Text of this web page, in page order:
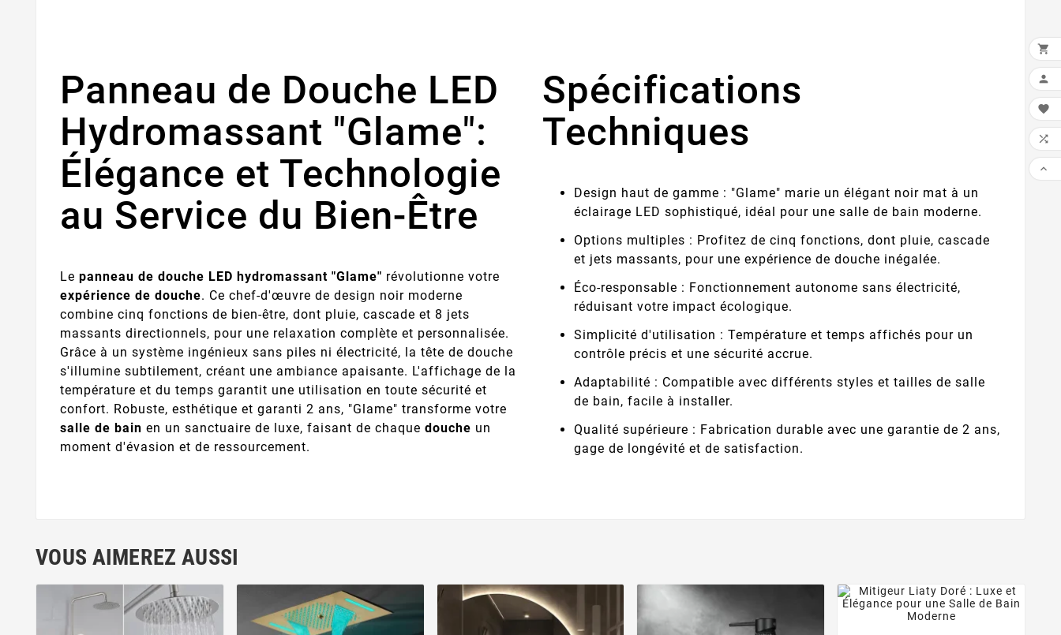
Panneau de Douche LED
Hydromassant "Glame":
Élégance et Technologie
au Service du Bien-Être
Le panneau de douche LED hydromassant "Glame" révolutionne votre
expérience de douche. Ce chef-d'œuvre de design noir moderne
combine cinq fonctions de bien-être, dont pluie, cascade et 8 jets
massants directionnels, pour une relaxation complète et personnalisée.
Grâce à un système ingénieux sans piles ni électricité, la tête de douche
s'illumine subtilement, créant une ambiance apaisante. L'affichage de la
température et du temps garantit une utilisation en toute sécurité et
confort. Robuste, esthétique et garanti 2 ans, "Glame" transforme votre
salle de bain en un sanctuaire de luxe, faisant de chaque douche un
moment d'évasion et de ressourcement.
Spécifications
Techniques
Design haut de gamme : "Glame" marie un élégant noir mat à un
éclairage LED sophistiqué, idéal pour une salle de bain moderne.
Options multiples : Profitez de cinq fonctions, dont pluie, cascade
et jets massants, pour une expérience de douche inégalée.
Éco-responsable : Fonctionnement autonome sans électricité,
réduisant votre impact écologique.
Simplicité d'utilisation : Température et temps affichés pour un
contrôle précis et une sécurité accrue.
Adaptabilité : Compatible avec différents styles et tailles de salle
de bain, facile à installer.
Qualité supérieure : Fabrication durable avec une garantie de 2 ans,
gage de longévité et de satisfaction.
VOUS AIMEREZ AUSSI




